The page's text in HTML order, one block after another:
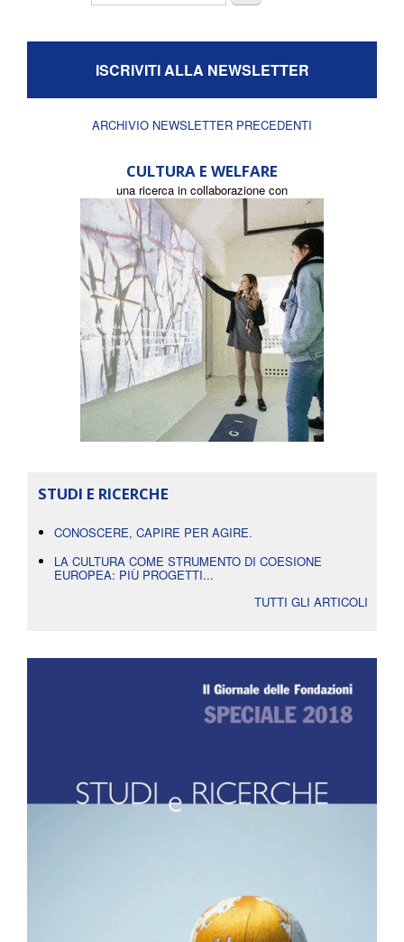
ISCRIVITI ALLA NEWSLETTER
ARCHIVIO NEWSLETTER PRECEDENTI
CULTURA E WELFARE
una ricerca in collaborazione con
STUDI E RICERCHE
CONOSCERE, CAPIRE PER AGIRE.
LA CULTURA COME STRUMENTO DI COESIONE
EUROPEA: PIÙ PROGETTI...
TUTTI GLI ARTICOLI